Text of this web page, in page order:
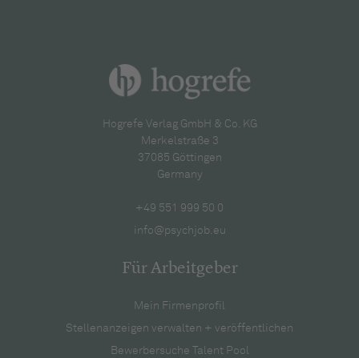
Hogrefe Verlag GmbH & Co. KG
Merkelstraße 3
37085 Göttingen
Germany
+49 551 999 50 0
info@psychjob.eu
Für Arbeitgeber
Mein Firmenprofil
Stellenanzeigen verwalten + veröffentlichen
Bewerbersuche Talent Pool